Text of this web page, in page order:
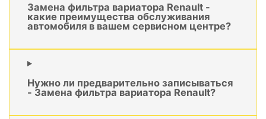
Замена фильтра вариатора Renault -
какие преимущества обслуживания
автомобиля в вашем сервисном центре?
Нужно ли предварительно записываться
- Замена фильтра вариатора Renault?